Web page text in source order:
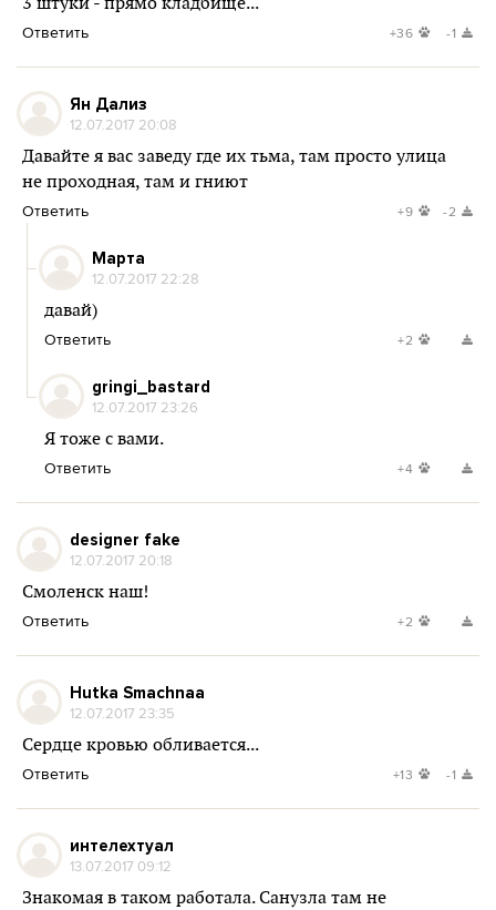
Ответить +36 -1
Ян Дализ
12.07.2017 20:08
Давайте я вас заведу где их тьма, там просто улица
не проходная, там и гниют
Ответить +9 -2
Марта
12.07.2017 22:28
давай)
Ответить +2
gringi_bastard
12.07.2017 23:26
Я тоже с вами.
Ответить +4
designer fake
12.07.2017 20:18
Смоленск наш!
Ответить +2
Hutka Smachnaa
12.07.2017 23:35
Сердце кровью обливается...
Ответить +13 -1
интелехтуал
13.07.2017 09:12
Знакомая в таком работала. Санузла там не